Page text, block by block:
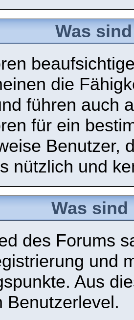
Was
die
führen auch
für ein
Benutzer,
nützlich und
Was
des Forums
und
Aus
Benutzerlevel.